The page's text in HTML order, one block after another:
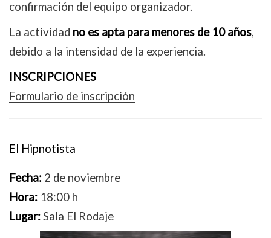
confirmación del equipo organizador.
La actividad no es apta para menores de 10 años,
debido a la intensidad de la experiencia.
INSCRIPCIONES
Formulario de inscripción
El Hipnotista
Fecha: 2 de noviembre
Hora: 18:00 h
Lugar:Sala El Rodaje